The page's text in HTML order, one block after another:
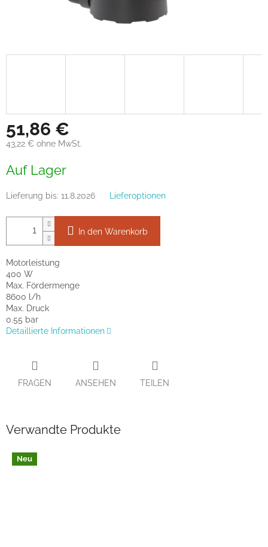
51,86 €
43,22 € ohne MwSt.
Auf Lager
Lieferung bis: 11.8.2026 Lieferoptionen
In den Warenkorb
Motorleistung
400 W
Max. Fördermenge
8600 l/h
Max. Druck
0.55 bar
Detaillierte Informationen
FRAGEN ANSEHEN TEILEN
Verwandte Produkte
Neu